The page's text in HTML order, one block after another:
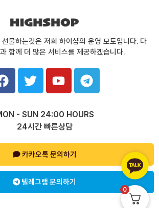
물하는것은 저희 하이샵의 운영 모토입니다. 다
함께 더 많은 서비스를 제공하겠습니다.
F
a
c
b
o
T
w
i
t
e
r
Y
o
u
u
b
e
T
e
l
g
a
- SUN 24:00 HOURS
24시간 빠른상담
카카오톡 문의하기
텔레그램 문의하기
0